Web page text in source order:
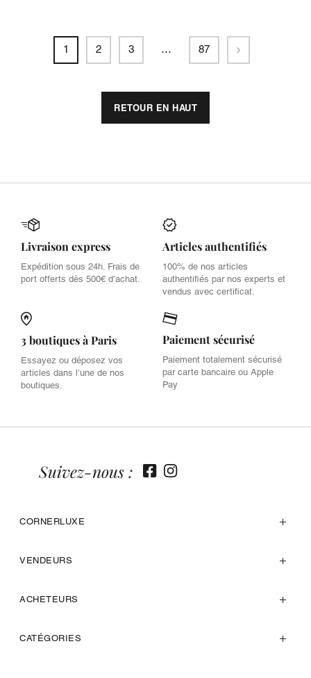
1 2 3 … 87 Suivant
RETOUR EN HAUT
Livraison express
Expédition sous 24h. Frais de
port offerts dès 500€ d’achat.
Articles authentifiés
100% de nos articles
authentifiés par nos experts et
vendus avec certificat.
3 boutiques à Paris
Essayez ou déposez vos
articles dans l’une de nos
boutiques.
Paiement sécurisé
Paiement totalement sécurisé
par carte bancaire ou Apple
Pay
CORNERLUXE
VENDEURS
ACHETEURS
CATÉGORIES
Suivez-nous :